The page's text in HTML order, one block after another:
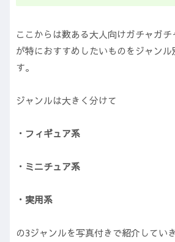
ここからは数ある大人向けガチャガ
が特におすすめしたいものをジャン
す。
ジャンルは大きく分けて
・フィギュア系
・ミニチュア系
・実用系
の3ジャンルを写真付きで紹介してい